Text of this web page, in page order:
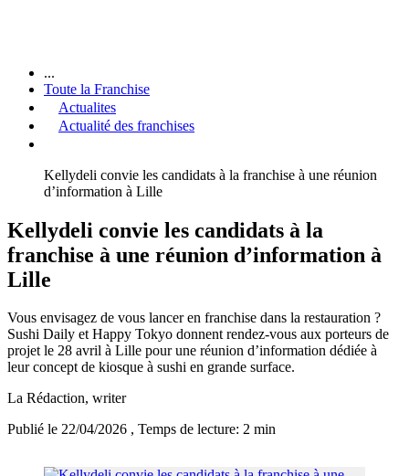
...
Toute la Franchise
Actualites
Actualité des franchises
Kellydeli convie les candidats à la franchise à une réunion
d’information à Lille
Kellydeli convie les candidats à la
franchise à une réunion d’information à
Lille
Vous envisagez de vous lancer en franchise dans la restauration ?
Sushi Daily et Happy Tokyo donnent rendez-vous aux porteurs de
projet le 28 avril à Lille pour une réunion d’information dédiée à
leur concept de kiosque à sushi en grande surface.
La Rédaction, writer
Publié le 22/04/2026 , Temps de lecture: 2 min